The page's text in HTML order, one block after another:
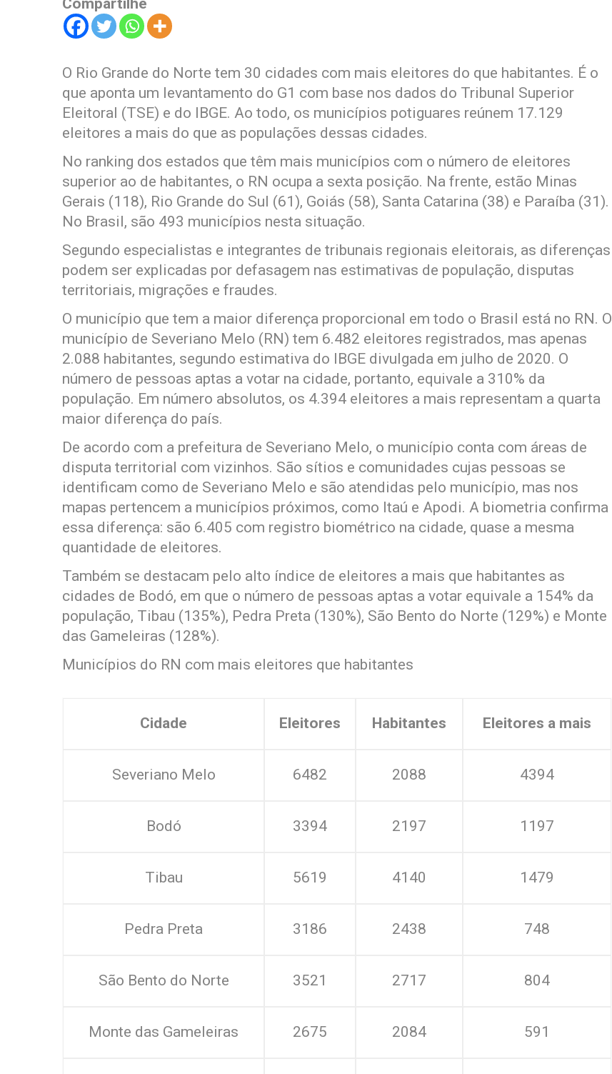
Compartilhe
O Rio Grande do Norte tem 30 cidades com mais eleitores do que habitantes. É o
que aponta um levantamento do G1 com base nos dados do Tribunal Superior
Eleitoral (TSE) e do IBGE. Ao todo, os municípios potiguares reúnem 17.129
eleitores a mais do que as populações dessas cidades.
No ranking dos estados que têm mais municípios com o número de eleitores
superior ao de habitantes, o RN ocupa a sexta posição. Na frente, estão Minas
Gerais (118), Rio Grande do Sul (61), Goiás (58), Santa Catarina (38) e Paraíba (31).
No Brasil, são 493 municípios nesta situação.
Segundo especialistas e integrantes de tribunais regionais eleitorais, as diferenças
podem ser explicadas por defasagem nas estimativas de população, disputas
territoriais, migrações e fraudes.
O município que tem a maior diferença proporcional em todo o Brasil está no RN. O
município de Severiano Melo (RN) tem 6.482 eleitores registrados, mas apenas
2.088 habitantes, segundo estimativa do IBGE divulgada em julho de 2020. O
número de pessoas aptas a votar na cidade, portanto, equivale a 310% da
população. Em número absolutos, os 4.394 eleitores a mais representam a quarta
maior diferença do país.
De acordo com a prefeitura de Severiano Melo, o município conta com áreas de
disputa territorial com vizinhos. São sítios e comunidades cujas pessoas se
identificam como de Severiano Melo e são atendidas pelo município, mas nos
mapas pertencem a municípios próximos, como Itaú e Apodi. A biometria confirma
essa diferença: são 6.405 com registro biométrico na cidade, quase a mesma
quantidade de eleitores.
Também se destacam pelo alto índice de eleitores a mais que habitantes as
cidades de Bodó, em que o número de pessoas aptas a votar equivale a 154% da
população, Tibau (135%), Pedra Preta (130%), São Bento do Norte (129%) e Monte
das Gameleiras (128%).
Municípios do RN com mais eleitores que habitantes
Cidade Eleitores Habitantes Eleitores a mais
Severiano Melo 6482 2088 4394
Bodó 3394 2197 1197
Tibau 5619 4140 1479
Pedra Preta 3186 2438 748
São Bento do Norte 3521 2717 804
Monte das Gameleiras 2675 2084 591